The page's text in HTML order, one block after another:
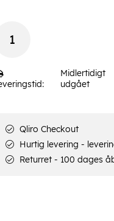
Midlertidigt
udgået
Qliro Checkout
Hurtig levering -
Returret - 100 dages